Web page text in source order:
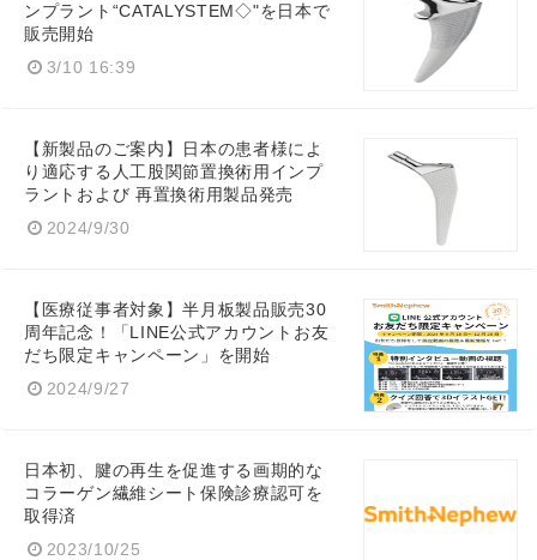
ンプラント“CATALYSTEM◇"を日本で
販売開始
3/10 16:39
【新製品のご案内】日本の患者様によ
り適応する人工股関節置換術用インプ
ラントおよび 再置換術用製品発売
2024/9/30
【医療従事者対象】半月板製品販売30
周年記念！「LINE公式アカウントお友
だち限定キャンペーン」を開始
2024/9/27
日本初、腱の再生を促進する画期的な
コラーゲン繊維シート保険診療認可を
取得済
2023/10/25